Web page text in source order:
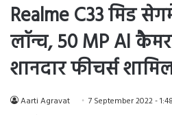
Realme C33 मिड
लॉन्च, 50 MP AI
शानदार फीचर्स
Aarti Agravat 7 September 2022 -